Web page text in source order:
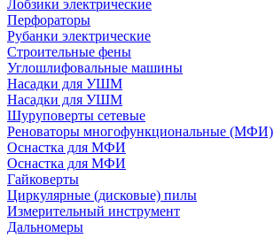
Лобзики электрические
Перфораторы
Рубанки электрические
Строительные фены
Углошлифовальные машины
Насадки для УШМ
Насадки для УШМ
Шуруповерты сетевые
Реноваторы многофункциональные (МФИ)
Оснастка для МФИ
Оснастка для МФИ
Гайковерты
Циркулярные (дисковые) пилы
Измерительный инструмент
Дальномеры